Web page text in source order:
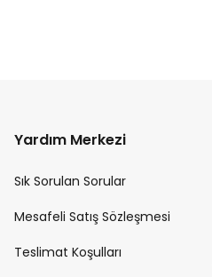
Yardım Merkezi
Sık Sorulan Sorular
Mesafeli Satış Sözleşmesi
Teslimat Koşulları